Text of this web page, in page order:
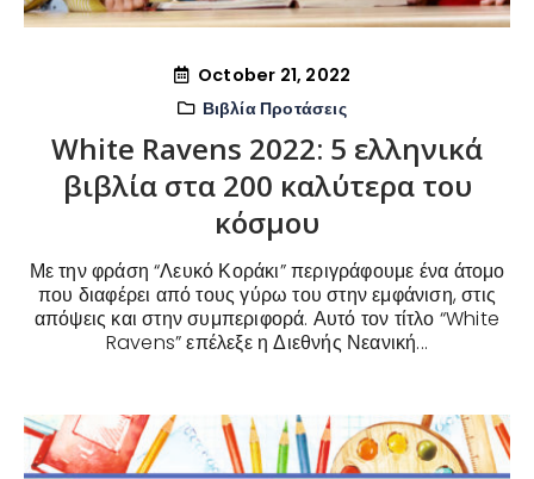
October 21, 2022
Βιβλία Προτάσεις
White Ravens 2022: 5 ελληνικά
βιβλία στα 200 καλύτερα του
κόσμου
Με την φράση “Λευκό Κοράκι” περιγράφουμε ένα άτομο
που διαφέρει από τους γύρω του στην εμφάνιση, στις
απόψεις και στην συμπεριφορά. Αυτό τον τίτλο “White
Ravens” επέλεξε η Διεθνής Νεανική...